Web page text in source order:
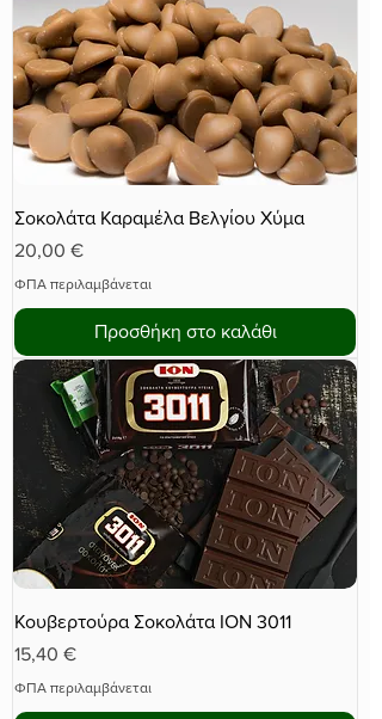
Σοκολάτα Καραμέλα Βελγίου Χύμα
Τιμή
20,00 €
ΦΠΑ περιλαμβάνεται
Προσθήκη στο καλάθι
Κουβερτούρα Σοκολάτα ΙΟΝ 3011
Τιμή
15,40 €
ΦΠΑ περιλαμβάνεται